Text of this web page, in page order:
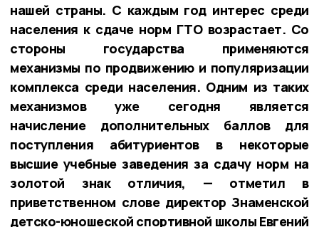
нашей страны. С каждым год интерес среди
населения к сдаче норм ГТО возрастает. Со
стороны государства применяются
механизмы по продвижению и популяризации
комплекса среди населения. Одним из таких
механизмов уже сегодня является
начисление дополнительных баллов для
поступления абитуриентов в некоторые
высшие учебные заведения за сдачу норм на
золотой знак отличия, — отметил в
приветственном слове директор Знаменской
детско-юношеской спортивной школы Евгений